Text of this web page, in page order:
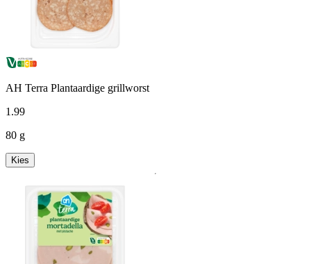
AH Terra Plantaardige grillworst
1 .99
80 g
Kies